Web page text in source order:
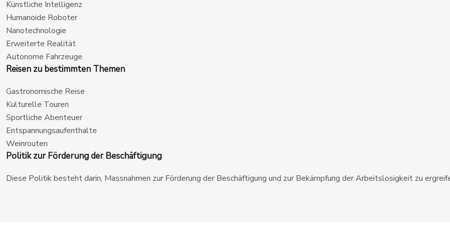
Künstliche Intelligenz
Humanoide Roboter
Nanotechnologie
Erweiterte Realität
Autonome Fahrzeuge
Reisen zu bestimmten Themen
Gastronomische Reise
Kulturelle Touren
Sportliche Abenteuer
Entspannungsaufenthalte
Weinrouten
Politik zur Förderung der Beschäftigung
Diese Politik besteht darin, Massnahmen zur Förderung der Beschäftigung und zur Bekämpfung der Arbeitslosigkeit zu